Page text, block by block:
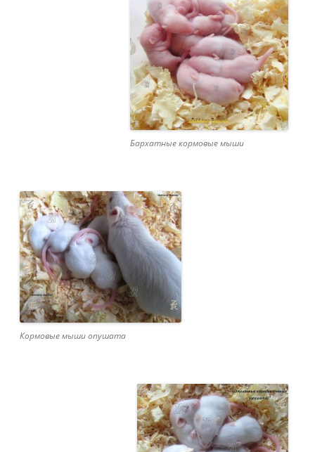
Бархатные кормовые мыши
Кормовые мыши опушата